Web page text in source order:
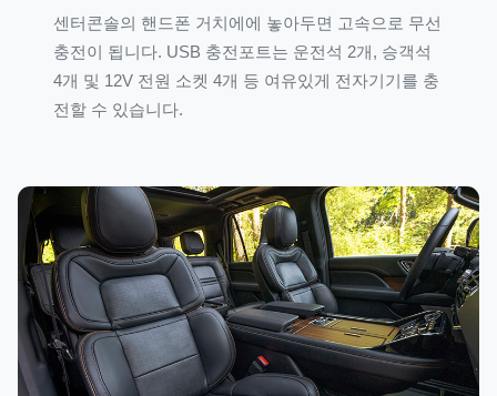
센터콘솔의 핸드폰 거치에에 놓아두면 고속으로 무선
충전이 됩니다. USB 충전포트는 운전석 2개, 승객석
4개 및 12V 전원 소켓 4개 등 여유있게 전자기기를 충
전할 수 있습니다.